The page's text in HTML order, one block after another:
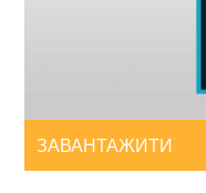
ЗАВАНТАЖИТИ